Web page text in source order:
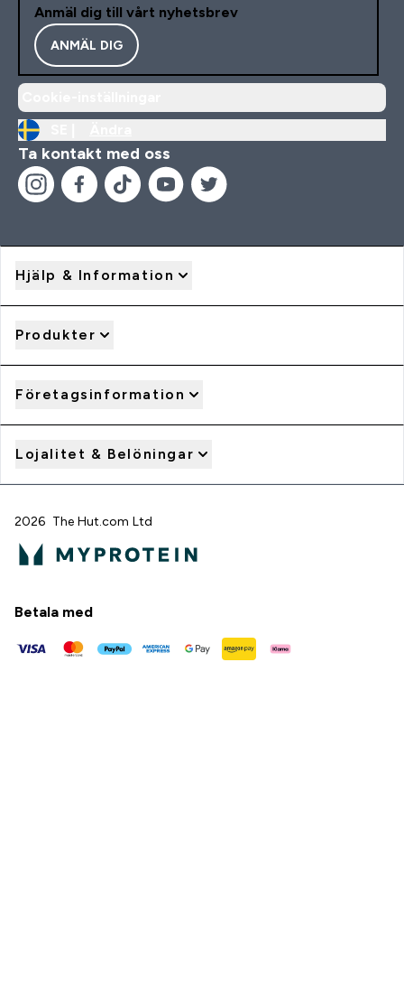
Anmäl dig till vårt nyhetsbrev
ANMÄL DIG
Ta kontakt med oss
Hjälp & Information
Produkter
Företagsinformation
Lojalitet & Belöningar
2026 The Hut.com Ltd
Betala med